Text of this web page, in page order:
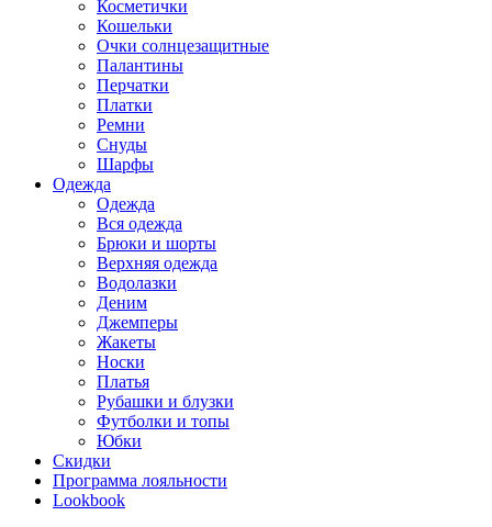
Косметички
Кошельки
Очки солнцезащитные
Палантины
Перчатки
Платки
Ремни
Снуды
Шарфы
Одежда
Одежда
Вся одежда
Брюки и шорты
Верхняя одежда
Водолазки
Деним
Джемперы
Жакеты
Носки
Платья
Рубашки и блузки
Футболки и топы
Юбки
Скидки
Программа лояльности
Lookbook